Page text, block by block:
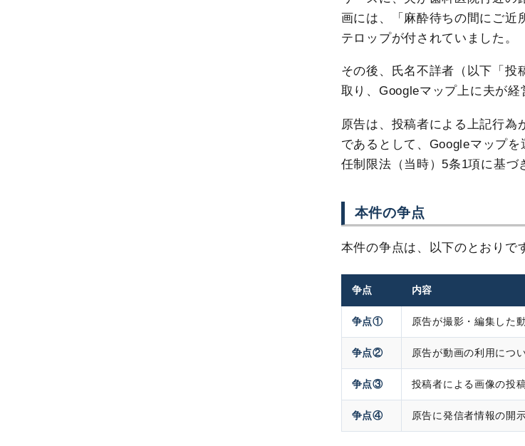
画には、「麻酔待ちの間にご近
テロップが付されていました。
その後、氏名不詳者（以下「投
取り、Googleマップ上に夫が経
原告は、投稿者による上記行為
であるとして、Googleマップ
任制限法（当時）5条1項に基づ
本件の争点
本件の争点は、以下のとおりで
争点 内容
争点① 原告が撮影・編集した
争点② 原告が動画の利用につ
争点③ 投稿者による画像の投
争点④ 原告に発信者情報の開